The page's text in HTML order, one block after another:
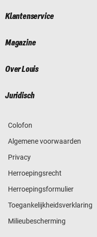
Klantenservice
Magazine
Over Louis
Juridisch
Colofon
Algemene voorwaarden
Privacy
Herroepingsrecht
Herroepingsformulier
Toegankelijkheidsverklaring
Milieubescherming